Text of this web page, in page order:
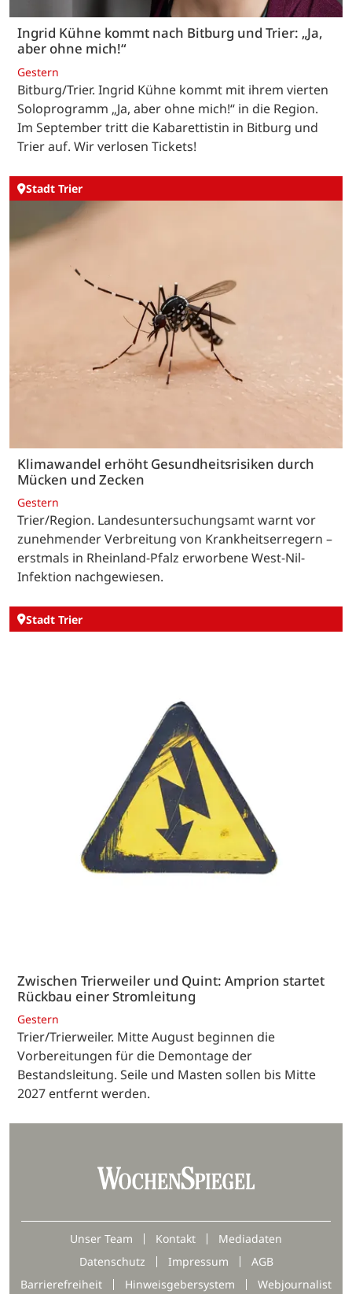
Ingrid Kühne kommt nach Bitburg und Trier: „Ja,
aber ohne mich!“
Gestern
Bitburg/Trier. Ingrid Kühne kommt mit ihrem vierten
Soloprogramm „Ja, aber ohne mich!“ in die Region.
Im September tritt die Kabarettistin in Bitburg und
Trier auf. Wir verlosen Tickets!
Stadt Trier
Klimawandel erhöht Gesundheitsrisiken durch
Mücken und Zecken
Gestern
Trier/Region. Landesuntersuchungsamt warnt vor
zunehmender Verbreitung von Krankheitserregern –
erstmals in Rheinland-Pfalz erworbene West-Nil-
Infektion nachgewiesen.
Stadt Trier
Zwischen Trierweiler und Quint: Amprion startet
Rückbau einer Stromleitung
Gestern
Trier/Trierweiler. Mitte August beginnen die
Vorbereitungen für die Demontage der
Bestandsleitung. Seile und Masten sollen bis Mitte
2027 entfernt werden.
Unser Team Kontakt
Mediadaten
Datenschutz
Impressum
AGB
Barrierefreiheit
Hinweisgebersystem Webjournalist